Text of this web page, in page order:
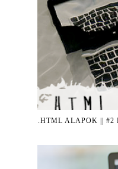
.HTML ALAPOK || #2